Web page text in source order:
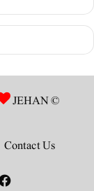
© Copyright 2026, All Rights Reserved |
JEHAN
Contact Us